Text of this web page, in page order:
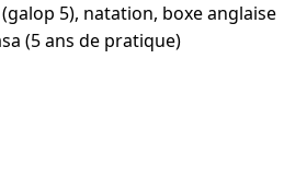
5), natation, boxe anglaise
(5 ans de pratique)